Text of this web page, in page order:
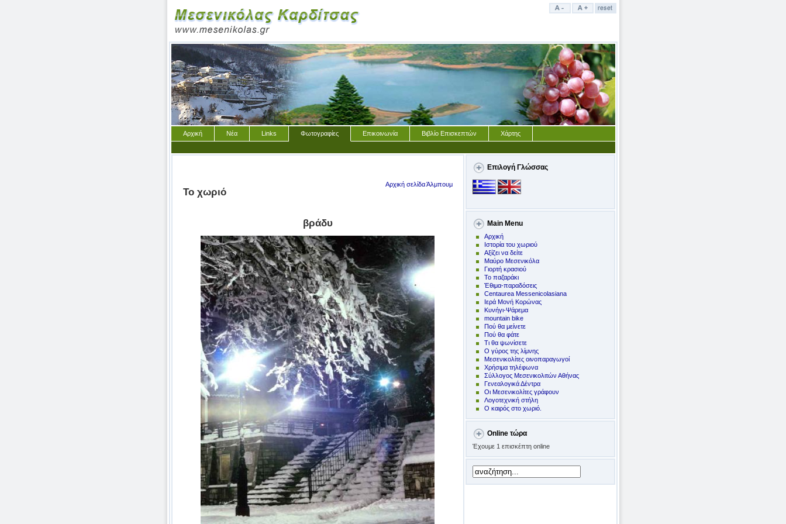
Αρχική Νέα Links Φωτογραφίες Επικοινωνία Βιβλίο Επισκεπτών Χάρτης
Αρχική σελίδα Άλμπουμ
Το χωριό
βράδυ
Επιλογή Γλώσσας
Main Menu
Αρχική
Ιστορία του χωριού
Αξίζει να δείτε
Μαύρο Μεσενικόλα
Γιορτή κρασιού
Το παζαράκι
Έθιμα-παραδόσεις
Centaurea Messenicolasiana
Ιερά Μονή Κορώνας
Kυνήγι-Ψάρεμα
mountain bike
Πoύ θα μείνετε
Πού θα φάτε
Τι θα ψωνίσετε
Ο γύρος της λίμνης
Μεσενικολίτες οινοπαραγωγοί
Χρήσιμα τηλέφωνα
Σύλλογος Μεσενικολιτών Αθήνας
Γενεαλογικά Δέντρα
Οι Μεσενικολίτες γράφουν
Λογοτεχνική στήλη
Ο καιρός στο χωριό.
Online τώρα
Έχουμε 1 επισκέπτη online